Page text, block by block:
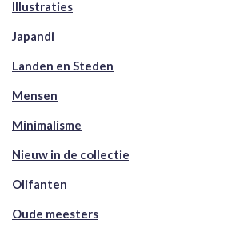
Illustraties
Japandi
Landen en Steden
Mensen
Minimalisme
Nieuw in de collectie
Olifanten
Oude meesters